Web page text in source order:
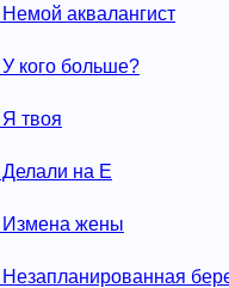
Немой аквалангист
У кого больше?
Я твоя
Делали на Е
Измена жены
Незапланированная